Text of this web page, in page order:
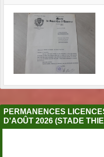
PERMANENCES
D'AOÛT 2026 (STADE